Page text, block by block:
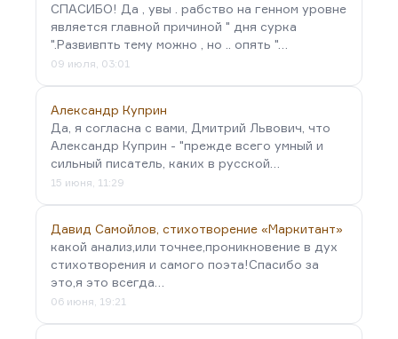
СПАСИБО! Да , увы . рабство на генном уровне
является главной причиной " дня сурка
".Развивпть тему можно , но .. опять "…
09 июля, 03:01
Александр Куприн
Да, я согласна с вами, Дмитрий Львович, что
Александр Куприн - "прежде всего умный и
сильный писатель, каких в русской…
15 июня, 11:29
Давид Самойлов, стихотворение «Маркитант»
какой анализ,или точнее,проникновение в дух
стихотворения и самого поэта!Спасибо за
это,я это всегда…
06 июня, 19:21